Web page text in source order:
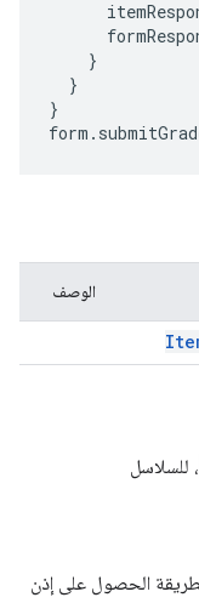
}
}
}
form .
الوصف
، للسلاسل
الحصول على إذن